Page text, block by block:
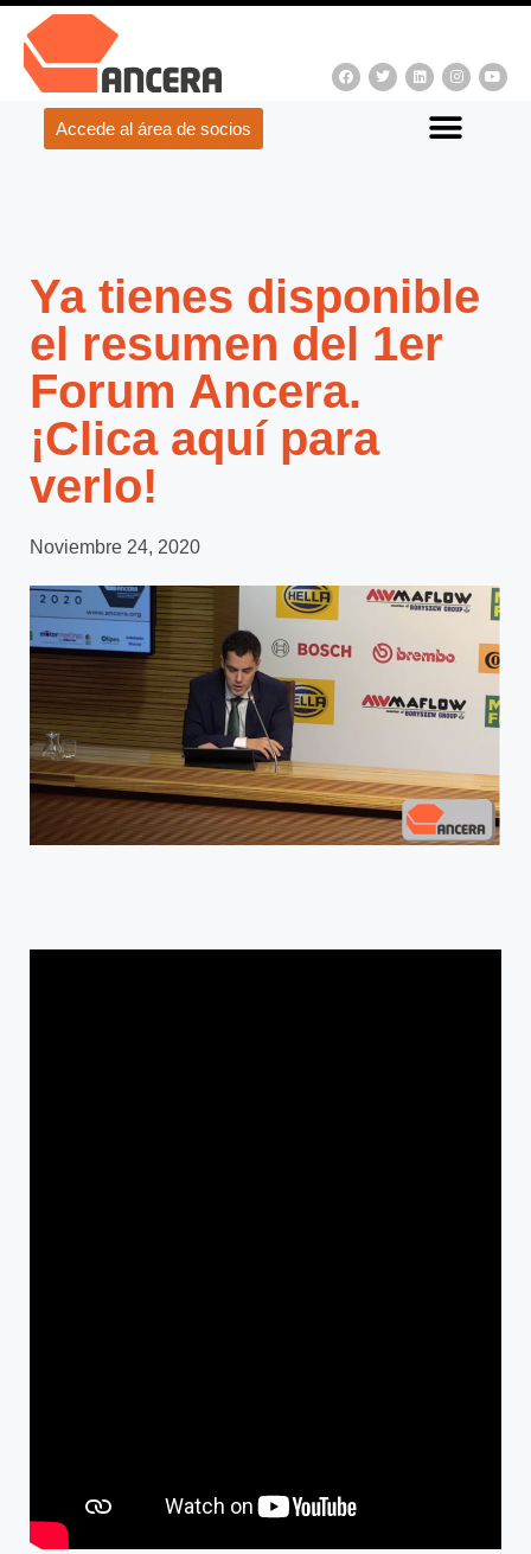
Accede al área de socios
Ya tienes disponible
el resumen del 1er
Forum Ancera.
¡Clica aquí para
verlo!
Noviembre 24, 2020